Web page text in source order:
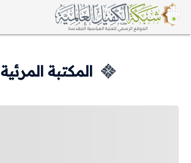
المكتبة المرئية